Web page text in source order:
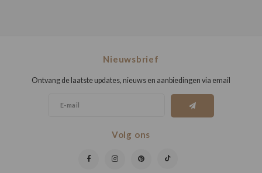
Nieuwsbrief
Ontvang de laatste updates, nieuws en aanbiedingen via email
Volg ons